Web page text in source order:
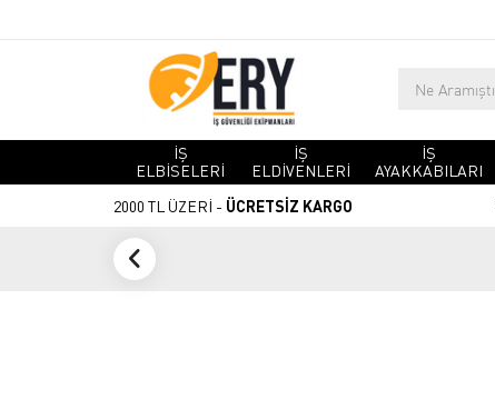
İŞ
ELBİSELERİ
İŞ
ELDİVENLERİ
İŞ
AYAKKABILARI
2000 TL ÜZERİ - ÜCRETSİZ KARGO